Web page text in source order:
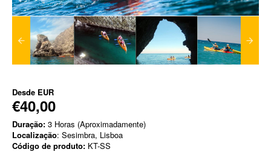
Desde EUR
€40,00
Duração: 3 Horas (Aproximadamente)
Localização: Sesimbra, Lisboa
Código de produto: KT-SS